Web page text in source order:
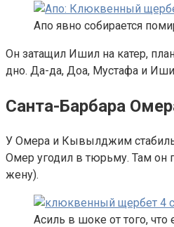
Апо явно собирается
Он затащил Ишил на катер,
дно. Да-да, Доа, Мустафа и
Санта-Барбара
У Омера и Кывылджим
Омер угодил в тюрьму. Там он
жену).
Асиль в шоке от того,